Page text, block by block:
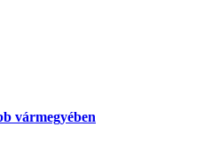
vármegyében